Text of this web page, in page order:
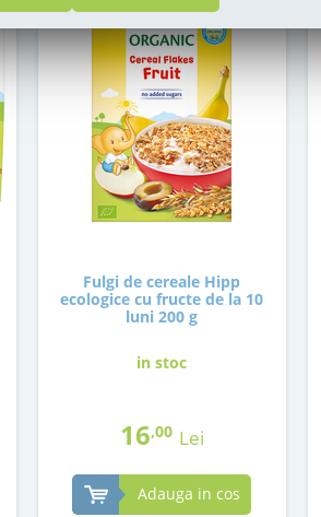
Fulgi de cereale Hipp
ecologice cu fructe de la 10
luni 200 g
in stoc
16,00 Lei
Adauga in cos